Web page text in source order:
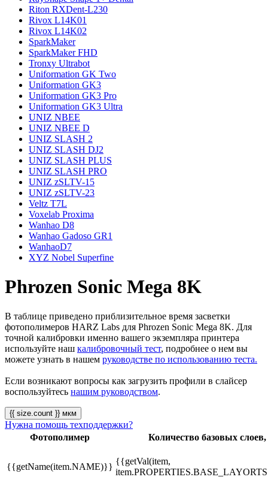
Riton RXDent-L230
Rivox L14K01
Rivox L14K02
SparkMaker
SparkMaker FHD
Tronxy Ultrabot
Uniformation GK Two
Uniformation GK3
Uniformation GK3 Pro
Uniformation GK3 Ultra
UNIZ NBEE
UNIZ NBEE D
UNIZ SLASH 2
UNIZ SLASH DJ2
UNIZ SLASH PLUS
UNIZ SLASH PRO
UNIZ zSLTV-15
UNIZ zSLTV-23
Veltz T7L
Voxelab Proxima
Wanhao D8
Wanhao Gadoso GR1
WanhaoD7
XYZ Nobel Superfine
Phrozen Sonic Mega 8K
В таблице приведено приблизительное время засветки
фотополимеров HARZ Labs для Phrozen Sonic Mega 8K. Для
точной калибровки именно вашего экземпляра принтера
используйте наш калибровочный тест, подробнее о нем вы
можете узнать в нашем руководстве по использованию теста.
Если возникают вопросы как загрузить профили в слайсер
воспользуйтесь нашим руководством.
{{ size.count }} мкм
Нужна помощь техподдержки?
Фотополимер
Количество базовых
{{getName(item.NAME)}}
{{getVal(item,